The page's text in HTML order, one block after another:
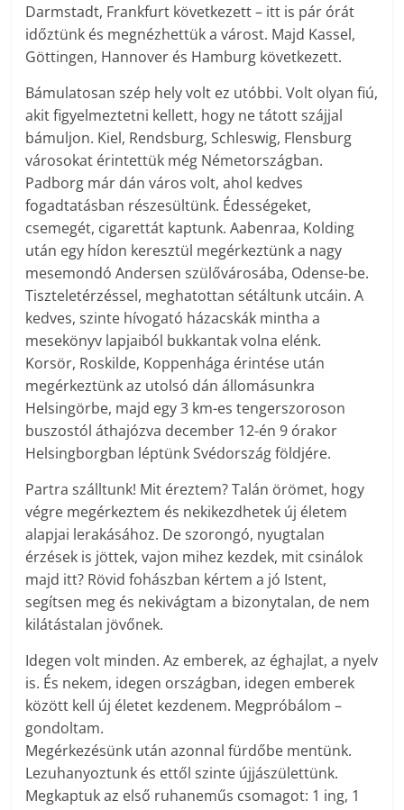
Darmstadt, Frankfurt következett – itt is pár órát
időztünk és megnézhettük a várost. Majd Kassel,
Göttingen, Hannover és Hamburg következett.
Bámulatosan szép hely volt ez utóbbi. Volt olyan fiú,
akit figyelmeztetni kellett, hogy ne tátott szájjal
bámuljon. Kiel, Rendsburg, Schleswig, Flensburg
városokat érintettük még Németországban.
Padborg már dán város volt, ahol kedves
fogadtatásban részesültünk. Édességeket,
csemegét, cigarettát kaptunk. Aabenraa, Kolding
után egy hídon keresztül megérkeztünk a nagy
mesemondó Andersen szülővárosába, Odense-be.
Tiszteletérzéssel, meghatottan sétáltunk utcáin. A
kedves, szinte hívogató házacskák mintha a
mesekönyv lapjaiból bukkantak volna elénk.
Korsör, Roskilde, Koppenhága érintése után
megérkeztünk az utolsó dán állomásunkra
Helsingörbe, majd egy 3 km-es tengerszoroson
buszostól áthajózva december 12-én 9 órakor
Helsingborgban léptünk Svédország földjére.
Partra szálltunk! Mit éreztem? Talán örömet, hogy
végre megérkeztem és nekikezdhetek új életem
alapjai lerakásához. De szorongó, nyugtalan
érzések is jöttek, vajon mihez kezdek, mit csinálok
majd itt? Rövid fohászban kértem a jó Istent,
segítsen meg és nekivágtam a bizonytalan, de nem
kilátástalan jövőnek.
Idegen volt minden. Az emberek, az éghajlat, a nyelv
is. És nekem, idegen országban, idegen emberek
között kell új életet kezdenem. Megpróbálom –
gondoltam.
Megérkezésünk után azonnal fürdőbe mentünk.
Lezuhanyoztunk és ettől szinte újjászülettünk.
Megkaptuk az első ruhaneműs csomagot: 1 ing, 1